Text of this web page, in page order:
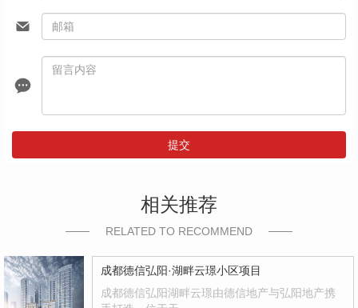
提交
相关推荐
RELATED TO RECOMMEND
成都德信弘阳·湖畔云璟小区项目
成都德信弘阳湖畔云璟由德信地产与弘阳地产携